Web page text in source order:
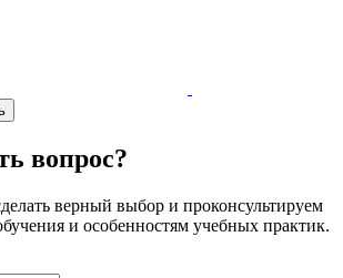
вопрос?
верный выбор и проконсультируем
и особенностям учебных практик.